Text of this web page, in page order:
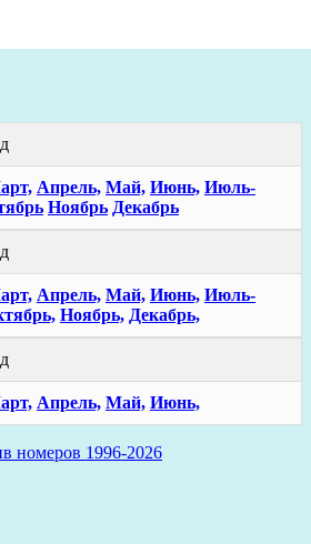
Апрель, Май, Июнь, Июль-
Ноябрь Декабрь
Апрель, Май, Июнь, Июль-
Ноябрь, Декабрь,
Апрель, Май, Июнь,
номеров 1996-2026